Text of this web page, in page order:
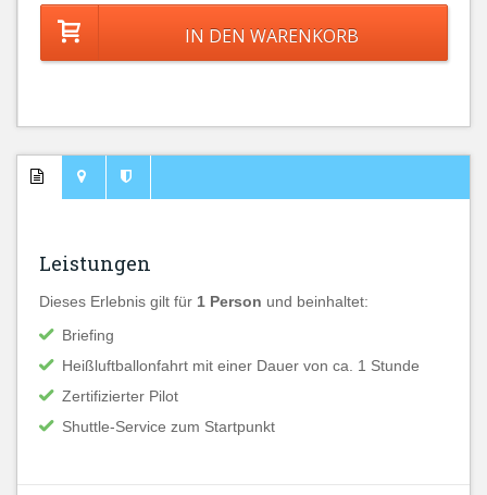
Leistungen
Dieses Erlebnis gilt für 1 Person und beinhaltet:
Briefing
Heißluftballonfahrt mit einer Dauer von ca. 1 Stunde
Zertifizierter Pilot
Shuttle-Service zum Startpunkt